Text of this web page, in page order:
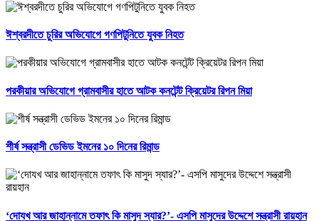
ঈশ্বরদীতে চুরির অভিযোগে গণপিটুনিতে যুবক নিহত
পরকীয়ার অভিযোগে গ্রামবাসীর হাতে আটক কনটেন্ট ক্রিয়েটর রিপন মিয়া
শীর্ষ সন্ত্রাসী ডেভিড ইমনের ১০ দিনের রিমান্ড
‘দোযখ আর জাহান্নামে তফাৎ কি মাসুদ স্যার?’- এসপি মাসুদের উদ্দেশে সন্ত্রাসী রায়হান